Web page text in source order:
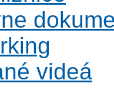
videá